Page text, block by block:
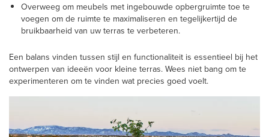
Overweeg om meubels met ingebouwde opbergruimte toe te
voegen om de ruimte te maximaliseren en tegelijkertijd de
bruikbaarheid van uw terras te verbeteren.
Een balans vinden tussen stijl en functionaliteit is essentieel bij het
ontwerpen van ideeën voor kleine terras. Wees niet bang om te
experimenteren om te vinden wat precies goed voelt.